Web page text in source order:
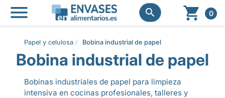
 
  0
Papel y celulosa Bobina industrial de papel
Bobina industrial de papel
Bobinas industriales de papel para limpieza
intensiva en cocinas profesionales, talleres y